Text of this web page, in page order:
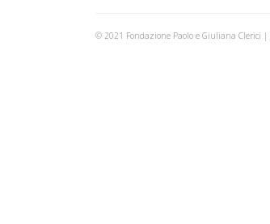
© 2021 Fondazione Paolo e Giuliana Clerici |